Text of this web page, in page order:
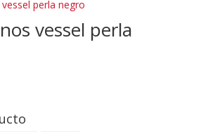
vessel perla